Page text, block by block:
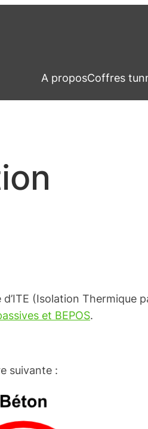
A proposCoffres
(Isolation Thermique
et BEPOS.
suivante :